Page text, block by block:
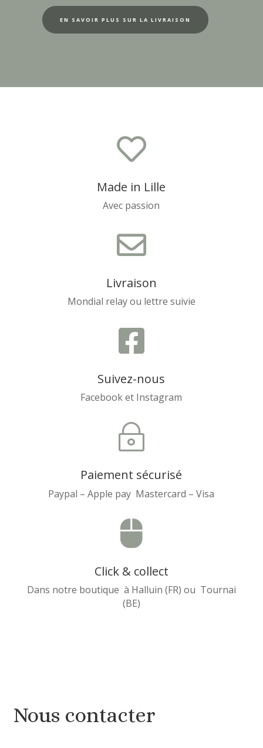
EN SAVOIR PLUS SUR LA LIVRAISON

Made in Lille
Avec passion

Livraison
Mondial relay ou lettre suivie

Suivez-nous
Facebook et Instagram
~
Paiement sécurisé
Paypal – Apple pay Mastercard – Visa

Click & collect
Dans notre boutique à Halluin (FR) ou Tournai
(BE)
Nous contacter